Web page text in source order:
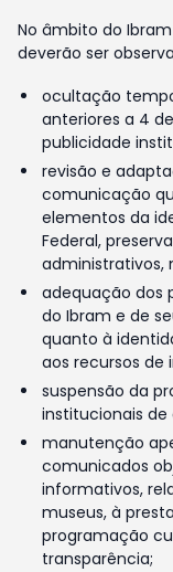
No âmbito do
deverão ser
ocultação
anteriores a 4
publicidade
revisão e
comunicação
elementos da
Federal,
administrativos,
adequação dos
do Ibram e de
quanto à
aos recursos de
suspensão da
institucionais
manutenção
comunicados
informativos,
museus, à
programação
transparência;